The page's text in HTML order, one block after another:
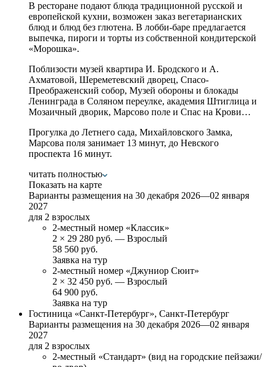
В ресторане подают блюда традиционной русской и
европейской кухни, возможен заказ вегетарианских
блюд и блюд без глютена. В лобби-баре предлагается
выпечка, пироги и торты из собственной кондитерской
«Морошка».
Поблизости музей квартира И. Бродского и А.
Ахматовой, Шереметевский дворец, Спасо-
Преображенский собор, Музей обороны и блокады
Ленинграда в Соляном переулке, академия Штиглица и
Мозаичный дворик, Марсово поле и Спас на Крови…
Прогулка до Летнего сада, Михайловского Замка,
Марсова поля занимает 13 минут, до Невского
проспекта 16 минут.
читать полностью
Показать на карте
Варианты размещения на 30 декабря 2026—02 января
2027
для 2 взрослых
2-местный номер «Классик»
2 × 29 280 руб. — Взрослый
58 560 руб.
Заявка на тур
2-местный номер «Джуниор Сюит»
2 × 32 450 руб. — Взрослый
64 900 руб.
Заявка на тур
Гостиница «Санкт-Петербург», Санкт-Петербург
Варианты размещения на 30 декабря 2026—02 января
2027
для 2 взрослых
2-местный «Стандарт» (вид на городские пейзажи/